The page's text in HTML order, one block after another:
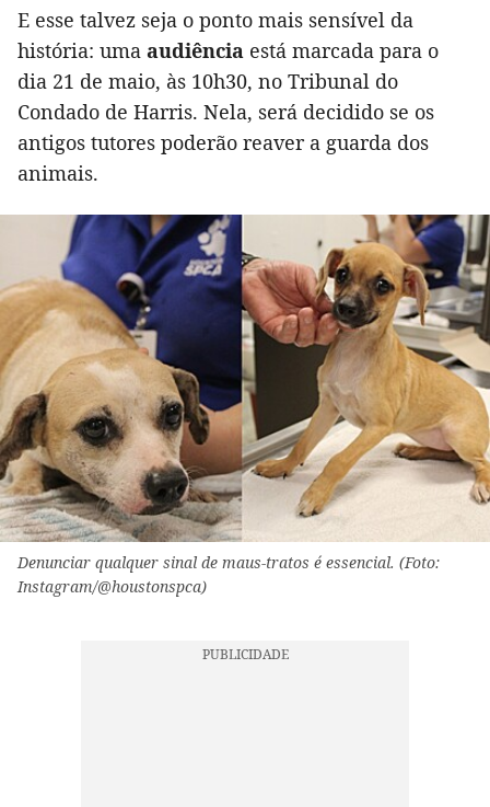
E esse talvez seja o ponto mais sensível da
história: uma audiência está marcada para o
dia 21 de maio, às 10h30, no Tribunal do
Condado de Harris. Nela, será decidido se os
antigos tutores poderão reaver a guarda dos
animais.
Denunciar qualquer sinal de maus-tratos é essencial. (Foto:
Instagram/@houstonspca)